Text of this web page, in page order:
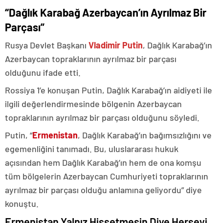
“Dağlık Karabağ Azerbaycan’ın Ayrılmaz Bir
Parçası”
Rusya Devlet Başkanı Vladimir Putin, Dağlık Karabağ’ın
Azerbaycan topraklarının ayrılmaz bir parçası
olduğunu ifade etti.
Rossiya 1’e konuşan Putin, Dağlık Karabağ’ın aidiyeti ile
ilgili değerlendirmesinde bölgenin Azerbaycan
topraklarının ayrılmaz bir parçası olduğunu söyledi.
Putin, “Ermenistan, Dağlık Karabağ’ın bağımsızlığını ve
egemenliğini tanımadı. Bu, uluslararası hukuk
açısından hem Dağlık Karabağ’ın hem de ona komşu
tüm bölgelerin Azerbaycan Cumhuriyeti topraklarının
ayrılmaz bir parçası olduğu anlamına geliyordu” diye
konuştu.